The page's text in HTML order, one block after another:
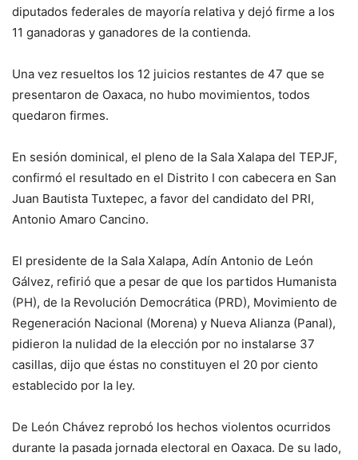
diputados federales de mayoría relativa y dejó firme a los
11 ganadoras y ganadores de la contienda.
Una vez resueltos los 12 juicios restantes de 47 que se
presentaron de Oaxaca, no hubo movimientos, todos
quedaron firmes.
En sesión dominical, el pleno de la Sala Xalapa del TEPJF,
confirmó el resultado en el Distrito I con cabecera en San
Juan Bautista Tuxtepec, a favor del candidato del PRI,
Antonio Amaro Cancino.
El presidente de la Sala Xalapa, Adín Antonio de León
Gálvez, refirió que a pesar de que los partidos Humanista
(PH), de la Revolución Democrática (PRD), Movimiento de
Regeneración Nacional (Morena) y Nueva Alianza (Panal),
pidieron la nulidad de la elección por no instalarse 37
casillas, dijo que éstas no constituyen el 20 por ciento
establecido por la ley.
De León Chávez reprobó los hechos violentos ocurridos
durante la pasada jornada electoral en Oaxaca. De su lado,